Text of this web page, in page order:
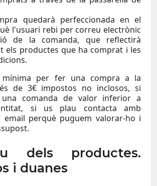
quedarà perfeccionada en el
l'usuari rebi per correu electrònic
de la comanda, que reflectirà
els productes que ha comprat i les
mínima per fer una compra a la
de 3€ impostos no inclosos, si
comanda de valor inferior a
si us plau contacta amb
email perquè puguem valorar-ho i
dels productes.
i duanes